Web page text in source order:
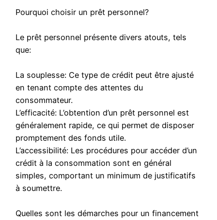
Pourquoi choisir un prêt personnel?
Le prêt personnel présente divers atouts, tels
que:
La souplesse: Ce type de crédit peut être ajusté
en tenant compte des attentes du
consommateur.
L’efficacité: L’obtention d’un prêt personnel est
généralement rapide, ce qui permet de disposer
promptement des fonds utile.
L’accessibilité: Les procédures pour accéder d’un
crédit à la consommation sont en général
simples, comportant un minimum de justificatifs
à soumettre.
Quelles sont les démarches pour un financement